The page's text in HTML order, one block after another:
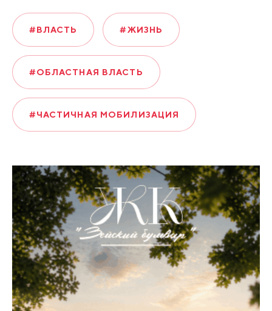
#ВЛАСТЬ #ЖИЗНЬ
#ОБЛАСТНАЯ ВЛАСТЬ
#ЧАСТИЧНАЯ МОБИЛИЗАЦИЯ